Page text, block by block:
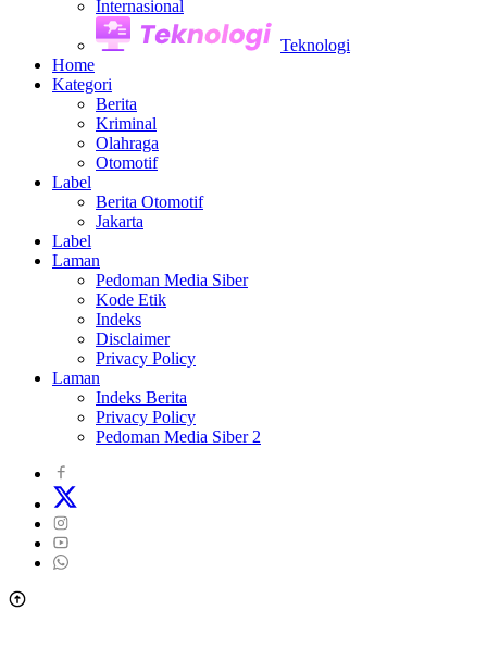
Internasional
Teknologi
Home
Kategori
Berita
Kriminal
Olahraga
Otomotif
Label
Berita Otomotif
Jakarta
Label
Laman
Pedoman Media Siber
Kode Etik
Indeks
Disclaimer
Privacy Policy
Laman
Indeks Berita
Privacy Policy
Pedoman Media Siber 2